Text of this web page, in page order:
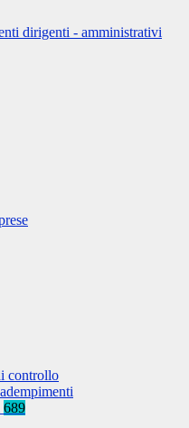
dirigenti - amministrativi
controllo
689